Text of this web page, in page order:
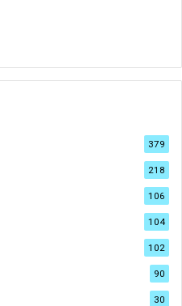
379
218
106
104
102
90
30